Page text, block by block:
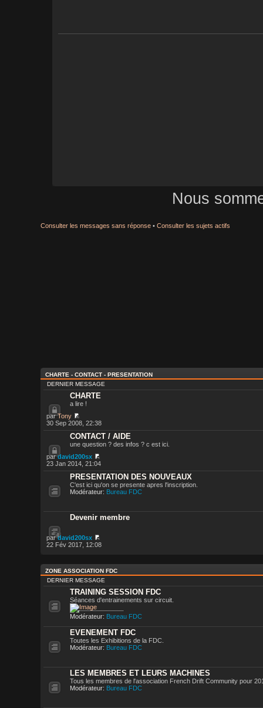
Nous
Consulter les messages sans réponse• Consulter les sujets actifs
CHARTE - CONTACT - PRESENTATION
DERNIER MESSAGE
CHARTE
a lire !
parTony
30 Sep 2008, 22:38
CONTACT / AIDE
une question ? des infos ? c est ici.
pardavid200sx
23 Jan 2014, 21:04
PRESENTATION DES NOUVEAUX
C'est ici qu'on se presente apres l'inscription.
Modérateur: Bureau FDC
Devenir membre
pardavid200sx
22 Fév 2017, 12:08
ZONE ASSOCIATION FDC
DERNIER MESSAGE
TRAINING SESSION FDC
Séances d'entrainements sur circuit.
Modérateur: Bureau FDC
EVENEMENT FDC
Toutes les Exhibitions de la FDC.
Modérateur: Bureau FDC
LES MEMBRES ET LEURS MACHINES
Tous les membres de l'association French Drift Community pour
Modérateur: Bureau FDC